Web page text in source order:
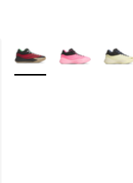
Plus de couleurs